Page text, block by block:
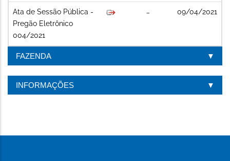
Ata de Sessão Pública -
Pregão Eletrônico
004/2021
09/04/2021
FAZENDA
INFORMAÇÕES